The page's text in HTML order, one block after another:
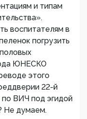
и типам
воспитателям в
погрузить
ЮНЕСКО
этого
22-й
ВИЧ под эгидой
думаем.